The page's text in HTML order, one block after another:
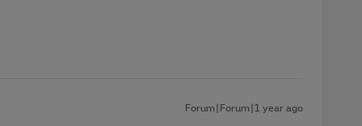
Forum|Forum|1 year ago